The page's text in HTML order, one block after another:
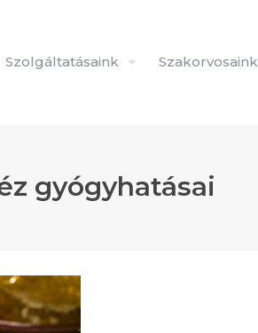
Szolgáltatásaink Szakorvosaink
gyógyhatásai